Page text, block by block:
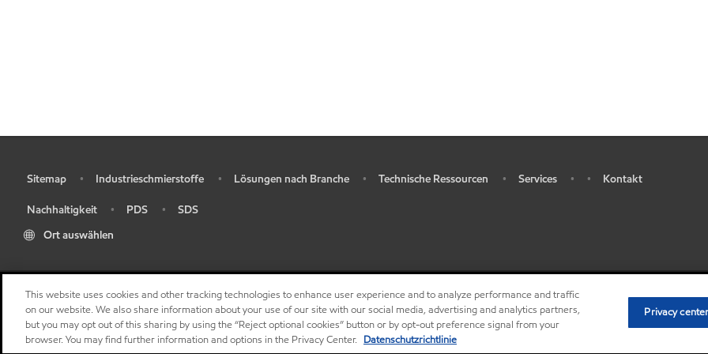
Sitemap • Industrieschmierstoffe • Lösungen nach Branche • Technische Ressourcen • Services • • Kontakt
Nachhaltigkeit • PDS •
SDS
Ort auswählen
• Privacy center (Do not sell or share my personal
This website uses cookies and other tracking technologies to enhance user experience and to analyze performance and traffic
on our website. We also share information about your use of our site with our social media, advertising and analytics partners,
but you may opt out of this sharing by using the “Reject optional cookies” button or by opt-out preference signal from your
browser. You may find further information and options in the Privacy Center. Datenschutzrichtlinie
Privacy center